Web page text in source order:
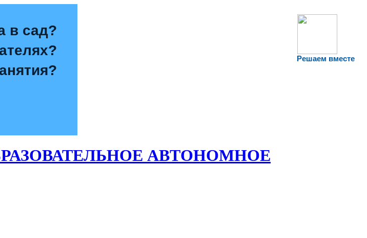
Решаем вместе
в сад?
АВТОНОМНОЕ